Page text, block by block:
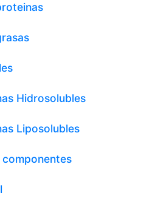
Hidrosolubles
Liposolubles
componentes